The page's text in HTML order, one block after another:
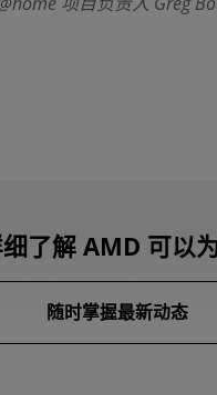
了解 AMD 可以
随时掌握最新动态